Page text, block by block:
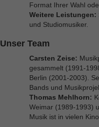
Format Ihrer Wahl
Weitere Leistungen:
und Studiomusiker.
Unser Team
Carsten Zeise:
gesammelt (1991-
Berlin (2001-2003).
Bands und
Thomas Mehlhorn:
Weimar (1989-1993)
Musik ist in vielen